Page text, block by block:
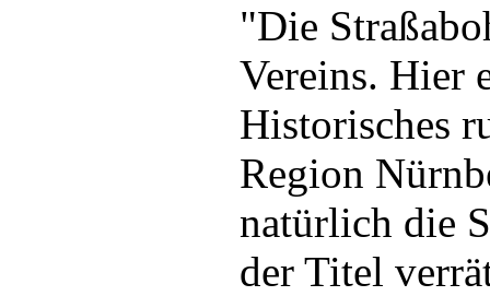
"Die
Vereins. Hier
Historisches
Region
natürlich die
der Titel